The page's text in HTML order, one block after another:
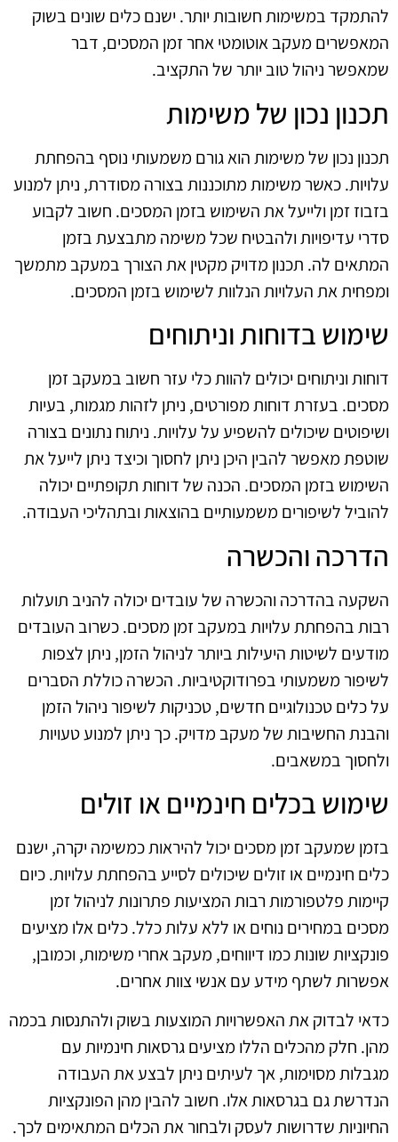
להתמקד במשימות חשובות יותר. ישנם כלים שונים בשוק
המאפשרים מעקב אוטומטי אחר זמן המסכים, דבר
שמאפשר ניהול טוב יותר של התקציב.
תכנון נכון של משימות
תכנון נכון של משימות הוא גורם משמעותי נוסף בהפחתת
עלויות. כאשר משימות מתוכננות בצורה מסודרת, ניתן למנוע
בזבוז זמן ולייעל את השימוש בזמן המסכים. חשוב לקבוע
סדרי עדיפויות ולהבטיח שכל משימה מתבצעת בזמן
המתאים לה. תכנון מדויק מקטין את הצורך במעקב מתמשך
ומפחית את העלויות הנלוות לשימוש בזמן המסכים.
שימוש בדוחות וניתוחים
דוחות וניתוחים יכולים להוות כלי עזר חשוב במעקב זמן
מסכים. בעזרת דוחות מפורטים, ניתן לזהות מגמות, בעיות
ושיפוטים שיכולים להשפיע על עלויות. ניתוח נתונים בצורה
שוטפת מאפשר להבין היכן ניתן לחסוך וכיצד ניתן לייעל את
השימוש בזמן המסכים. הכנה של דוחות תקופתיים יכולה
להוביל לשיפורים משמעותיים בהוצאות ובתהליכי העבודה.
הדרכה והכשרה
השקעה בהדרכה והכשרה של עובדים יכולה להניב תועלות
רבות בהפחתת עלויות במעקב זמן מסכים. כשרוב העובדים
מודעים לשיטות היעילות ביותר לניהול הזמן, ניתן לצפות
לשיפור משמעותי בפרודוקטיביות. הכשרה כוללת הסברים
על כלים טכנולוגיים חדשים, טכניקות לשיפור ניהול הזמן
והבנת החשיבות של מעקב מדויק. כך ניתן למנוע טעויות
ולחסוך במשאבים.
שימוש בכלים חינמיים או זולים
בזמן שמעקב זמן מסכים יכול להיראות כמשימה יקרה, ישנם
כלים חינמיים או זולים שיכולים לסייע בהפחתת עלויות. כיום
קיימות פלטפורמות רבות המציעות פתרונות לניהול זמן
מסכים במחירים נוחים או ללא עלות כלל. כלים אלו מציעים
פונקציות שונות כמו דיווחים, מעקב אחרי משימות, וכמובן,
אפשרות לשתף מידע עם אנשי צוות אחרים.
כדאי לבדוק את האפשרויות המוצעות בשוק ולהתנסות בכמה
מהן. חלק מהכלים הללו מציעים גרסאות חינמיות עם
מגבלות מסוימות, אך לעיתים ניתן לבצע את העבודה
הנדרשת גם בגרסאות אלו. חשוב להבין מהן הפונקציות
החיוניות שדרושות לעסק ולבחור את הכלים המתאימים לכך.